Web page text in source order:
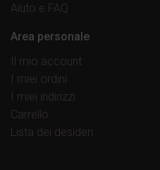
Aiuto e FAQ
Area personale
Il mio account
I miei ordini
I miei indirizzi
Carrello
Lista dei desideri